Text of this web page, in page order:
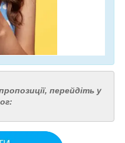
перейдіть у